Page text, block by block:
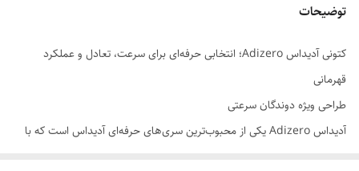
توضیحات
کتونی آدیداس Adizero؛ انتخابی حرفه‌ای برای سرعت، تعادل و عملکرد
قهرمانی
طراحی ویژه دوندگان سرعتی
آدیداس Adizero یکی از محبوب‌ترین سری‌های حرفه‌ای آدیداس است که با